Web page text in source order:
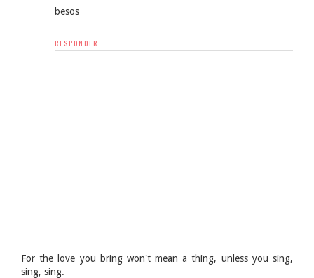
besos
RESPONDER
For the love you bring won't mean a thing, unless you sing,
sing, sing.